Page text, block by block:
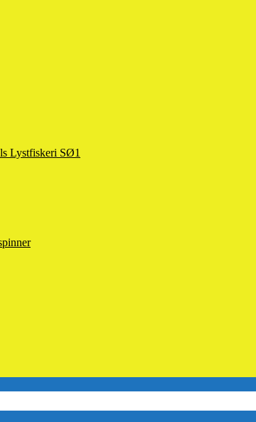
Lystfiskeri SØ1